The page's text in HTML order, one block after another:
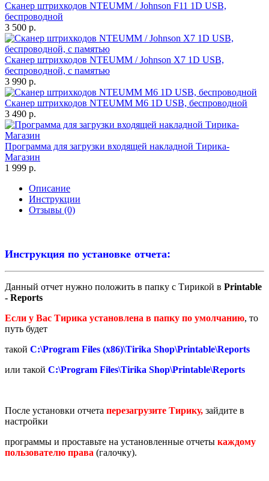
Сканер штрихкодов NTEUMM / Johnson F11 1D USB,
беспроводной
3 500 р.
Сканер штрихкодов NTEUMM / Johnson X7 1D USB,
беспроводной, с памятью
3 990 р.
Сканер штрихкодов NTEUMM M6 1D USB, беспроводной
3 490 р.
Программа для загрузки входящей накладной Тирика-
Магазин
1 999 р.
Описание
Инструкции
Отзывы (0)
Инструкция по установке отчета:
Данный отчет нужно положить в папку с Тирикой в Printable
- Reports
Если у Вас Тирика установлена в папку по умолчанию, то
путь будет
такой C:\Program Files (x86)\Tirika Shop\Printable\Reports
или такой C:\Program Files\Tirika Shop\Printable\Reports
После установки отчета перезагрузите Тирику, зайдите в
настройки
программы и проставьте на установленные отчеты каждому
пользователю права (галочку).